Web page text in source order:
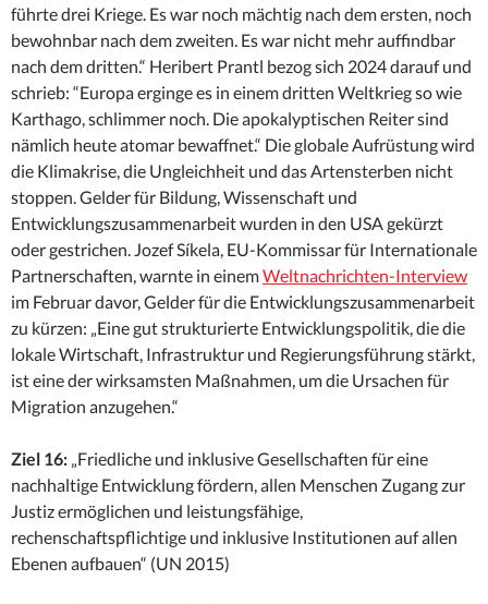
führte drei Kriege. Es war noch mächtig nach dem ersten, noch
bewohnbar nach dem zweiten. Es war nicht mehr auffindbar
nach dem dritten.“ Heribert Prantl bezog sich 2024 darauf und
schrieb: “Europa erginge es in einem dritten Weltkrieg so wie
Karthago, schlimmer noch. Die apokalyptischen Reiter sind
nämlich heute atomar bewaffnet.“ Die globale Aufrüstung wird
die Klimakrise, die Ungleichheit und das Artensterben nicht
stoppen. Gelder für Bildung, Wissenschaft und
Entwicklungszusammenarbeit wurden in den USA gekürzt
oder gestrichen. Jozef Síkela, EU-Kommissar für Internationale
Partnerschaften, warnte in einemWeltnachrichten-Interview
im Februar davor, Gelder für die Entwicklungszusammenarbeit
zu kürzen: „Eine gut strukturierte Entwicklungspolitik, die die
lokale Wirtschaft, Infrastruktur und Regierungsführung stärkt,
ist eine der wirksamsten Maßnahmen, um die Ursachen für
Migration anzugehen.“
Ziel 16: „Friedliche und inklusive Gesellschaften für eine
nachhaltige Entwicklung fördern, allen Menschen Zugang zur
Justiz ermöglichen und leistungsfähige,
rechenschaftspflichtige und inklusive Institutionen auf allen
Ebenen aufbauen“ (UN 2015)